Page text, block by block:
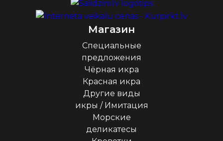
Магазин
Специальные
предложения
Чёрная икра
Красная икра
Другие виды
икры / Имитация
Морские
деликатесы